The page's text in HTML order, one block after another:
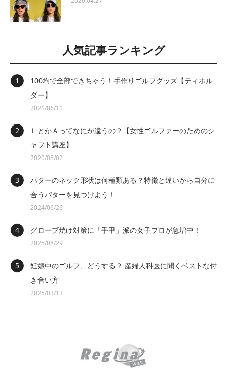
人気記事ランキング
100均で全部できちゃう！手作りゴルフグッズ【ティホル
ダー】
2021/06/11
ＬとかＡってなにが違うの？【女性ゴルファーのためのシ
ャフト講座】
2020/05/02
パターのネック形状は何種類ある？特徴と違いから自分に
合うパターを見つけよう！
2024/06/26
グローブ焼け対策に「手甲」派の女子プロが急増中！
2025/08/29
妊娠中のゴルフ、どうする？ 産婦人科医に聞くベストな付
き合い方
2025/03/13